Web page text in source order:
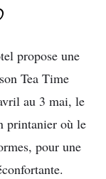
propose une
Tea Time
au 3 mai, le
printanier où le
pour une